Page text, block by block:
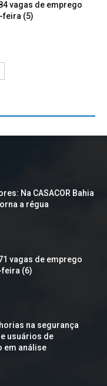
vagas de emprego
feira (5)
Na CASACOR Bahia
a régua
vagas de emprego
(6)
na segurança
usuários de
em análise